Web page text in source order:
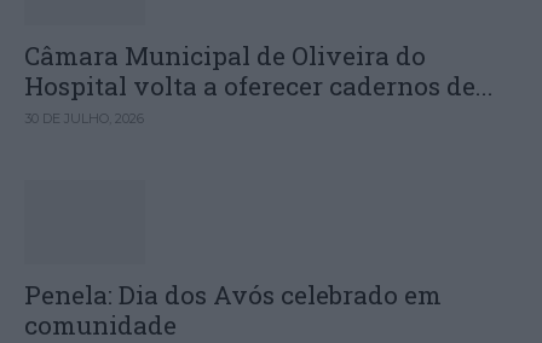
Câmara Municipal de Oliveira do
Hospital volta a oferecer cadernos de...
30 DE JULHO, 2026
Penela: Dia dos Avós celebrado em
comunidade